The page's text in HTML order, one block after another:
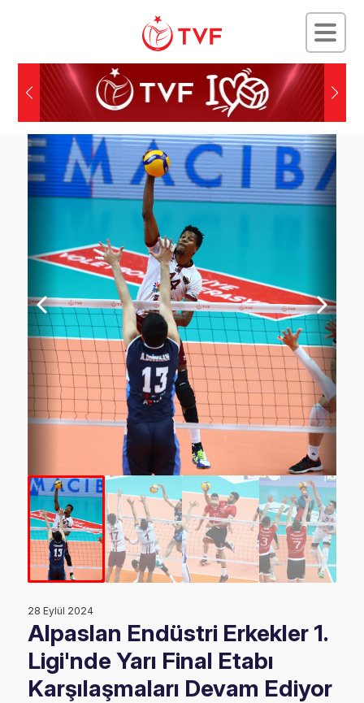
28 Eylül 2024
Alpaslan Endüstri Erkekler 1.
Ligi'nde Yarı Final Etabı
Karşılaşmaları Devam Ediyor